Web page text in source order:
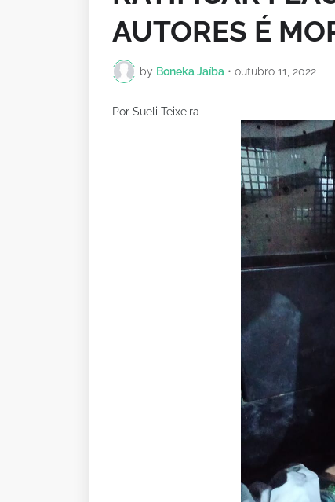
AUTORES É
by Boneka Jaíba • outubro 11, 2022
Por Sueli Teixeira